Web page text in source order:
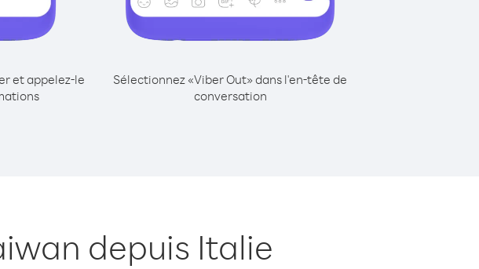
et appelez-le
Sélectionnez «Viber Out» dans l'en-tête de
conversation
depuis Italie